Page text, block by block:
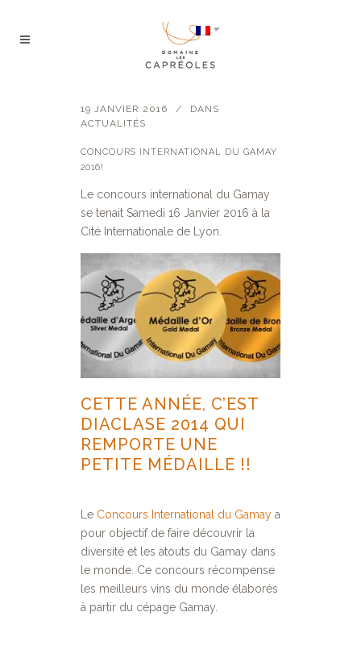
19 JANVIER 2016
DANS
ACTUALITÉS
CONCOURS INTERNATIONAL DU GAMAY
2016!
Le concours international du Gamay
se tenait Samedi 16 Janvier 2016 à la
Cité Internationale de Lyon.
CETTE ANNÉE, C’EST
DIACLASE 2014 QUI
REMPORTE UNE
PETITE MÉDAILLE !!
Le Concours International du Gamay a
pour objectif de faire découvrir la
diversité et les atouts du Gamay dans
le monde. Ce concours récompense
les meilleurs vins du monde élaborés
à partir du cépage Gamay.